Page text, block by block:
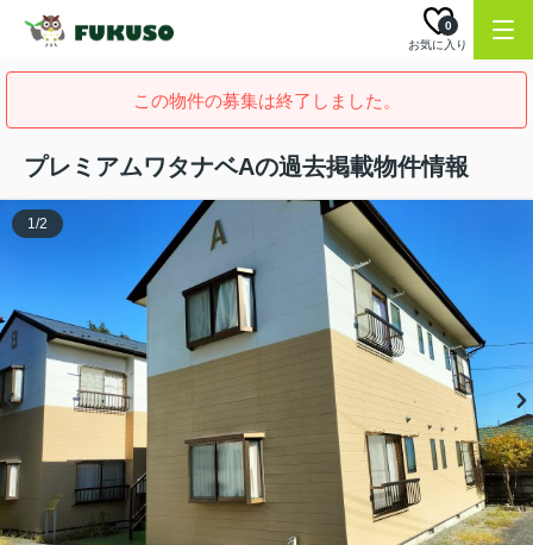
お気に入り
0
この物件の募集は終了しました。
プレミアムワタナベAの過去掲載物件情報
1/2